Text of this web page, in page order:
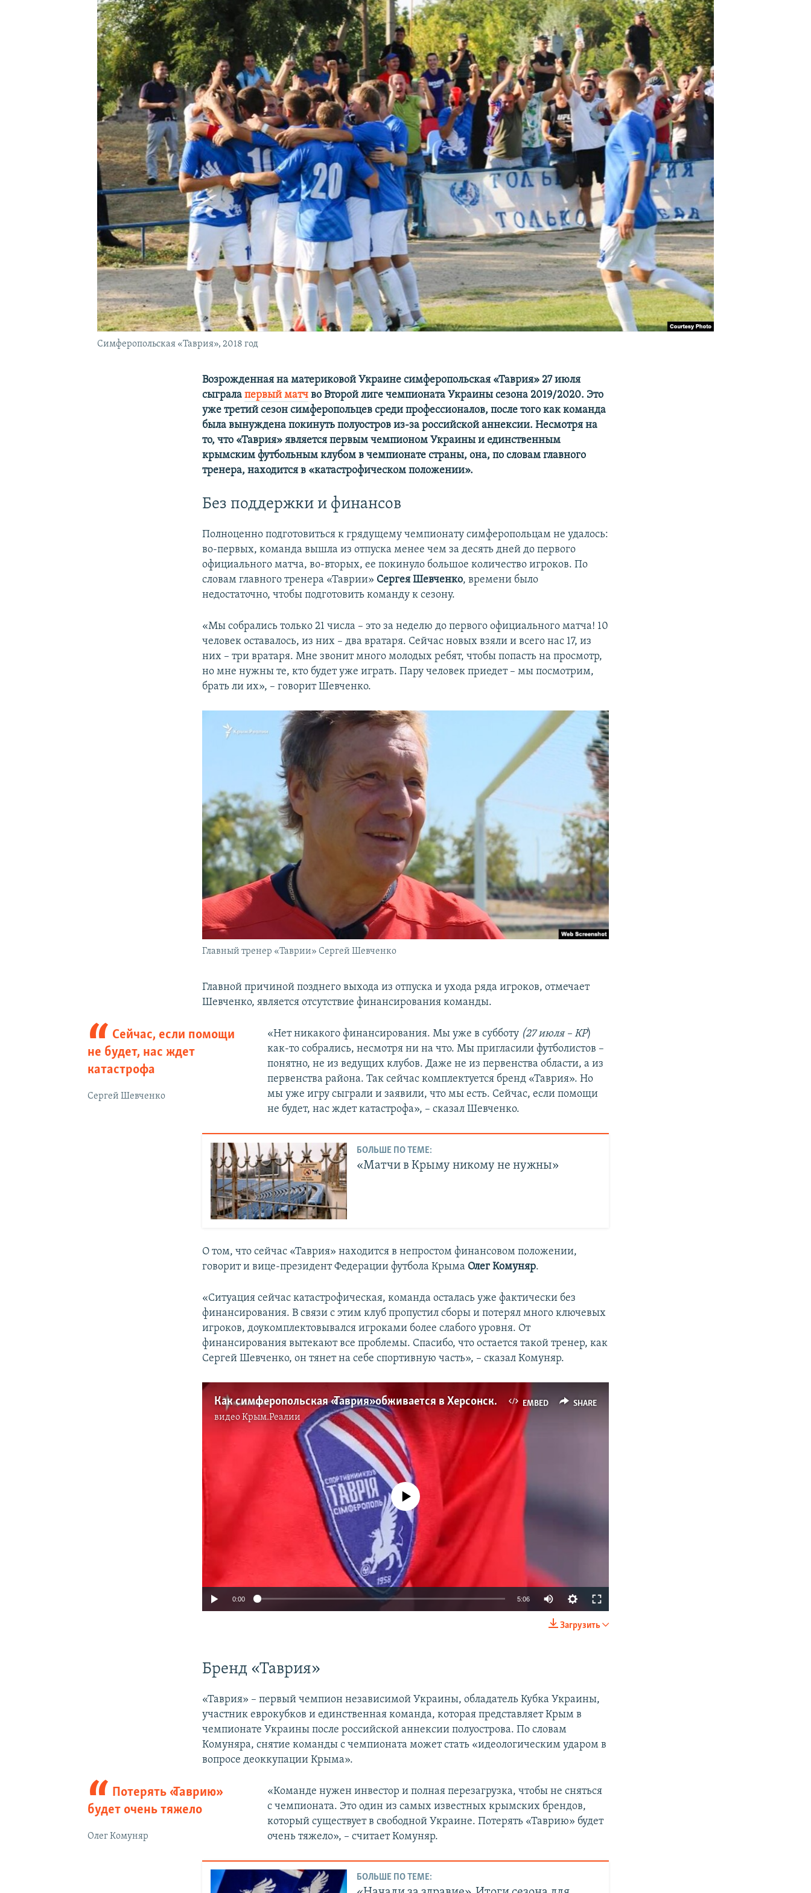
КРЫМ.НЕПОКОРЕННЫЙ
УКРАИНСКАЯ ПРОБЛЕМА КРЫМА
Симферопольская «Таврия», 2018 год
Возрожденная на материковой Украине симферопольская «Таврия» 27 июля
сыгралапервый матч во Второй лиге чемпионата Украины сезона 2019/2020. Это
уже третий сезон симферопольцев среди профессионалов, после того как команда
была вынуждена покинуть полуостров из-за российской аннексии. Несмотря на
то, что «Таврия» является первым чемпионом Украины и единственным
крымским футбольным клубом в чемпионате страны, она, по словам главного
тренера, находится в «катастрофическом положении».
Без поддержки и финансов
Полноценно подготовиться к грядущему чемпионату симферопольцам не удалось:
во-первых, команда вышла из отпуска менее чем за десять дней до первого
официального матча, во-вторых, ее покинуло большое количество игроков. По
словам главного тренера «Таврии» Сергея Шевченко, времени было
недостаточно, чтобы подготовить команду к сезону.
«Мы собрались только 21 числа – это за неделю до первого официального матча! 10
человек оставалось, из них – два вратаря. Сейчас новых взяли и всего нас 17, из
них – три вратаря. Мне звонит много молодых ребят, чтобы попасть на просмотр,
но мне нужны те, кто будет уже играть. Пару человек приедет – мы посмотрим,
брать ли их», – говорит Шевченко.
Главный тренер «Таврии» Сергей Шевченко
Главной причиной позднего выхода из отпуска и ухода ряда игроков, отмечает
Шевченко, является отсутствие финансирования команды.
Сейчас, если помощи
не будет, нас ждет
катастрофа
Сергей Шевченко
«Нет никакого финансирования. Мы уже в субботу(27 июля – КР)
как-то собрались, несмотря ни на что. Мы пригласили футболистов –
понятно, не из ведущих клубов. Даже не из первенства области, а из
первенства района. Так сейчас комплектуется бренд «Таврия». Но
мы уже игру сыграли и заявили, что мы есть. Сейчас, если помощи
не будет, нас ждет катастрофа», – сказал Шевченко.
БОЛЬШЕ ПО ТЕМЕ:
«Матчи в Крыму никому не нужны»
О том, что сейчас «Таврия» находится в непростом финансовом положении,
говорит и вице-президент Федерации футбола Крыма Олег Комуняр.
«Ситуация сейчас катастрофическая, команда осталась уже фактически без
финансирования. В связи с этим клуб пропустил сборы и потерял много ключевых
игроков, доукомплектовывался игроками более слабого уровня. От
финансирования вытекают все проблемы. Спасибо, что остается такой тренер, как
Сергей Шевченко, он тянет на себе спортивную часть», – сказал Комуняр.
EMBED SHARE
Как симферопольская «Таврия» обживается в Херсонской области (видео)
видеоКрым.Реалии
SHARE
No media source currently available
0:00 5:06
Загрузить
Бренд «Таврия»
«Таврия» – первый чемпион независимой Украины, обладатель Кубка Украины,
участник еврокубков и единственная команда, которая представляет Крым в
чемпионате Украины после российской аннексии полуострова. По словам
Комуняра, снятие команды с чемпионата может стать «идеологическим ударом в
вопросе деоккупации Крыма».
Потерять «Таврию»
будет очень тяжело
Олег Комуняр
«Команде нужен инвестор и полная перезагрузка, чтобы не сняться
с чемпионата. Это один из самых известных крымских брендов,
который существует в свободной Украине. Потерять «Таврию» будет
очень тяжело», – считает Комуняр.
БОЛЬШЕ ПО ТЕМЕ: